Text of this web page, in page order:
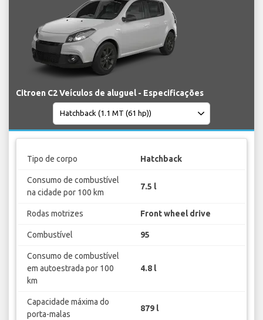
Citroen C2 Veículos de aluguel - Especificações
Tipo de corpo Hatchback
Consumo de combustível
na cidade por 100 km
7.5 l
Rodas motrizes Front wheel drive
Combustível 95
Consumo de combustível
em autoestrada por 100
km
4.8 l
Capacidade máxima do
porta-malas
879 l